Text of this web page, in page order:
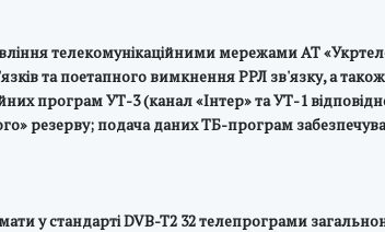
телекомунікаційними мережами АТ
та поетапного вимкнення РРЛ зв'язку, а
програм УТ-3 (канал «Інтер» та УТ-1
резерву; подача даних ТБ-програм
у стандарті DVB-T2 32 телепрограми